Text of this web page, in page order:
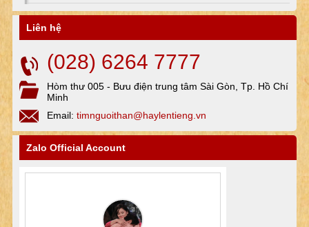
Liên hệ
(028) 6264 7777
Hòm thư 005 - Bưu điện trung tâm Sài Gòn, Tp. Hồ Chí
Minh
Email: timnguoithan@haylentieng.vn
Zalo Official Account